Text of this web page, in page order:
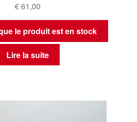
€61,00
le produit est en stock
Lire la suite